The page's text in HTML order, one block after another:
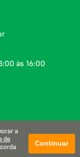
às 16:00
a
de
Continuar